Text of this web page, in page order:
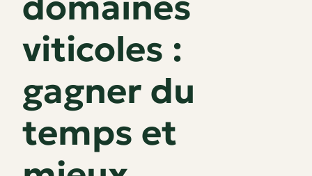
viticoles :
gagner du
temps et